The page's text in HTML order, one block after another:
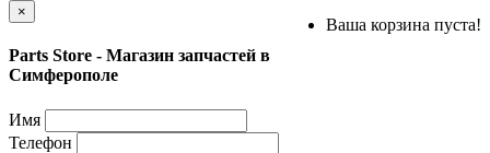
Ваша корзина пуста!
×
Parts Store - Магазин запчастей в
Симферополе
Имя
Телефон